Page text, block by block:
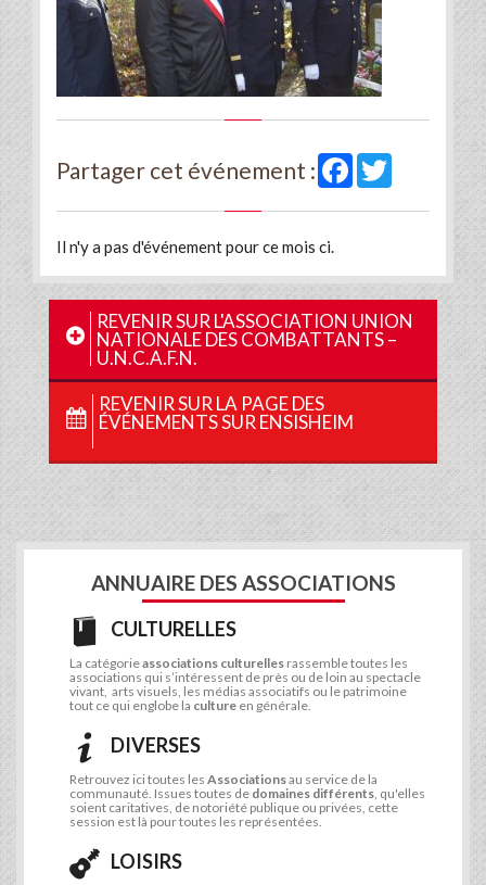
Partager cet événement : Facebook
Il n'y a pas d'événement pour ce mois ci.
REVENIR SUR L'ASSOCIATION UNION
NATIONALE DES COMBATTANTS –
U.N.C.A.F.N.
REVENIR SUR LA PAGE DES
ÉVÉNEMENTS SUR ENSISHEIM
ANNUAIRE DES ASSOCIATIONS
CULTURELLES
La catégorieassociations culturelles rassemble toutes les
associations qui s’intéressent de près ou de loin au spectacle
vivant, arts visuels, les médias associatifs ou le patrimoine
tout ce qui englobe la culture en générale.
DIVERSES
Retrouvez ici toutes les Associationsau service de la
communauté. Issues toutes de domaines différents , qu'elles
soient caritatives, de notoriété publique ou privées, cette
session est là pour toutes les représentées.
LOISIRS